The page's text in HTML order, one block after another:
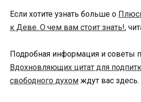
Если хотите узнать больше о
к Деве. О чем вам стоит знать!,
Подробная информация и советы
Вдохновляющих цитат для
свободного духом ждут вас здесь.